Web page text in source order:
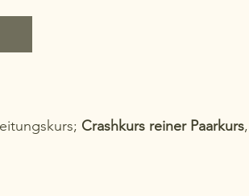
Crashkurs reiner Paarkurs